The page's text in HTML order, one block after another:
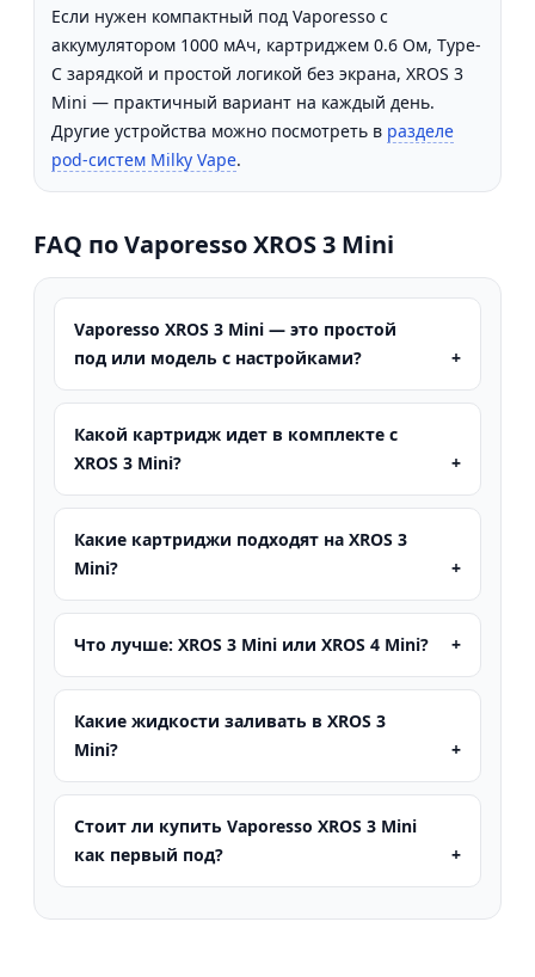
Если нужен компактный под Vaporesso с
аккумулятором 1000 мАч, картриджем 0.6 Ом, Type-
C зарядкой и простой логикой без экрана, XROS 3
Mini — практичный вариант на каждый день.
Другие устройства можно посмотреть в разделе
pod-систем Milky Vape.
FAQ по Vaporesso XROS 3 Mini
Vaporesso XROS 3 Mini — это простой
под или модель с настройками?
Какой картридж идет в комплекте с
XROS 3 Mini?
Какие картриджи подходят на XROS 3
Mini?
Что лучше: XROS 3 Mini или XROS 4 Mini?
Какие жидкости заливать в XROS 3
Mini?
Стоит ли купить Vaporesso XROS 3 Mini
как первый под?